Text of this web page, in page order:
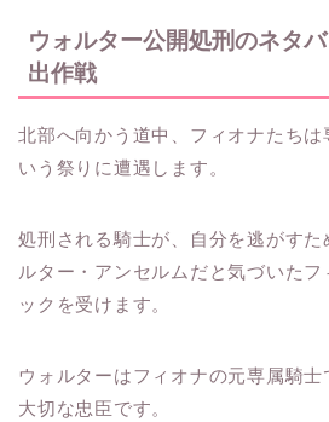
ウォルター公開処刑のネタ
出作戦
北部へ向かう道中、フィオナたちは
いう祭りに遭遇します。
処刑される騎士が、自分を逃がすた
ルター・アンセルムだと気づいたフ
ックを受けます。
ウォルターはフィオナの元専属騎
大切な忠臣です。